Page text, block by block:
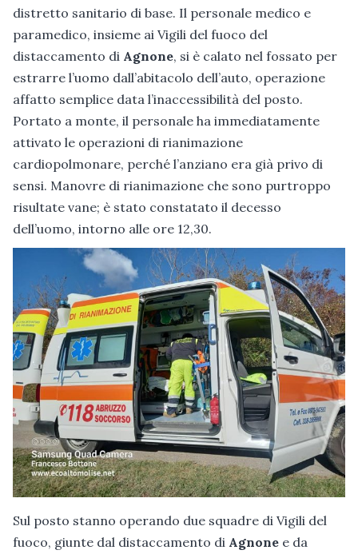
distretto sanitario di base. Il personale medico e
paramedico, insieme ai Vigili del fuoco del
distaccamento di Agnone, si è calato nel fossato per
estrarre l’uomo dall’abitacolo dell’auto, operazione
affatto semplice data l’inaccessibilità del posto.
Portato a monte, il personale ha immediatamente
attivato le operazioni di rianimazione
cardiopolmonare, perché l’anziano era già privo di
sensi. Manovre di rianimazione che sono purtroppo
risultate vane; è stato constatato il decesso
dell’uomo, intorno alle ore 12,30.
Sul posto stanno operando due squadre di Vigili del
fuoco, giunte dal distaccamento di Agnone e da